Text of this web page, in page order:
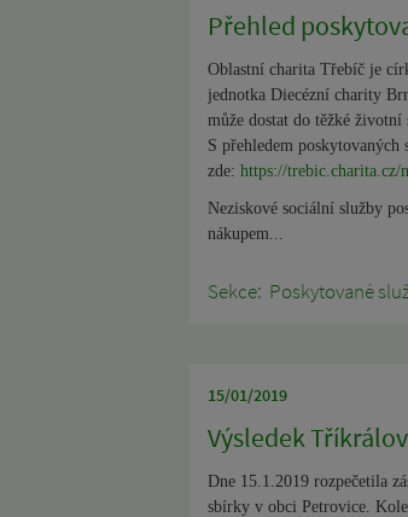
Přehled
Oblastní charita Třebíč je
jednotka Diecézní charity
může dostat do těžké
S přehledem
zde: https://trebic.charita.cz/
Neziskové sociální služby
nákupem...
Sekce: Poskytované
15/01/2019
Výsledek
Dne 15.1.2019 rozpečetila
sbírky v obci Petrovice.